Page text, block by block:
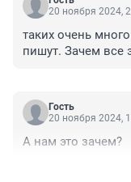
20 ноября 2024,
таких очень
пишут. Зачем все
Гость
20 ноября 2024,
А нам это зачем?